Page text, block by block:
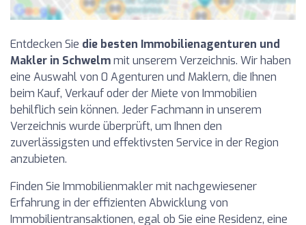
Entdecken Sie die besten Immobilienagenturen und
Makler in Schwelmmit unserem Verzeichnis. Wir haben
eine Auswahl von 0 Agenturen und Maklern, die Ihnen
beim Kauf, Verkauf oder der Miete von Immobilien
behilflich sein können. Jeder Fachmann in unserem
Verzeichnis wurde überprüft, um Ihnen den
zuverlässigsten und effektivsten Service in der Region
anzubieten.
Finden Sie Immobilienmakler mit nachgewiesener
Erfahrung in der effizienten Abwicklung von
Immobilientransaktionen, egal ob Sie eine Residenz, eine